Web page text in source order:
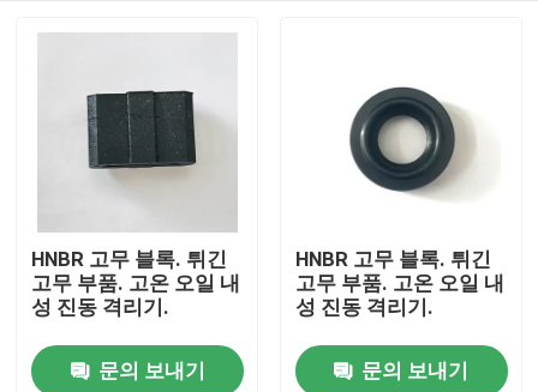
HNBR 고무 블록. 튀긴
고무 부품. 고온 오일 내
성 진동 격리기.
문의 보내기
HNBR 고무 블록. 튀긴
고무 부품. 고온 오일 내
성 진동 격리기.
문의 보내기